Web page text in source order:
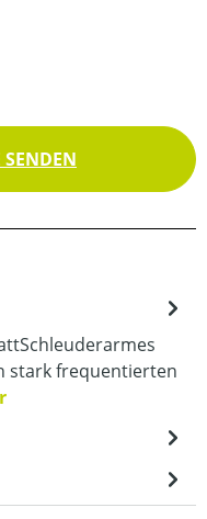
SENDEN
stark frequentierten